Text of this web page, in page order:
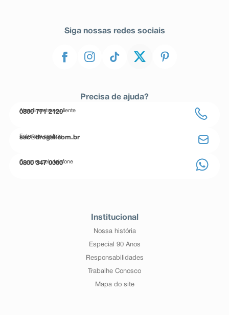
Siga nossas redes sociais
Precisa de ajuda?
Atendimento ao cliente
0800 771 2120
Entre em contato
sac@drogal.com.br
Compre pelo telefone
0800 347 0000
Institucional
Nossa história
Especial 90 Anos
Responsabilidades
Trabalhe Conosco
Mapa do site